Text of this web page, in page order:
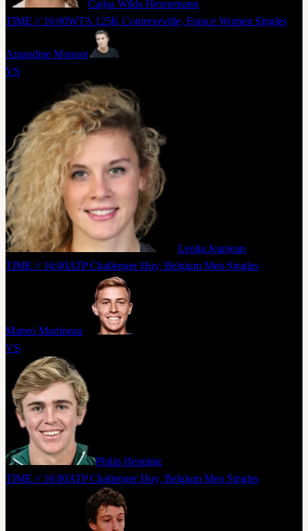
Caijsa Wilda Hennemann
TIME // 16:00WTA 125K Contrexeville, France Women Singles
Amandine Monnot
VS
Leolia Jeanjean
TIME // 16:00ATP Challenger Huy, Belgium Men Singles
Matteo Martineau
VS
Philip Henning
TIME // 16:00ATP Challenger Huy, Belgium Men Singles